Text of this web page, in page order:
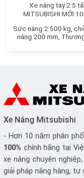
Xe nâng tay 2.5
MITSUBISHI MỚI
Sức nâng 2.500 kg,
nâng 200 mm,
Xe Nâng Mitsubishi
- Hơn 10 năm phân
100% chính hãng tại
xe nâng chuyên
giải pháp nâng hàng, tư